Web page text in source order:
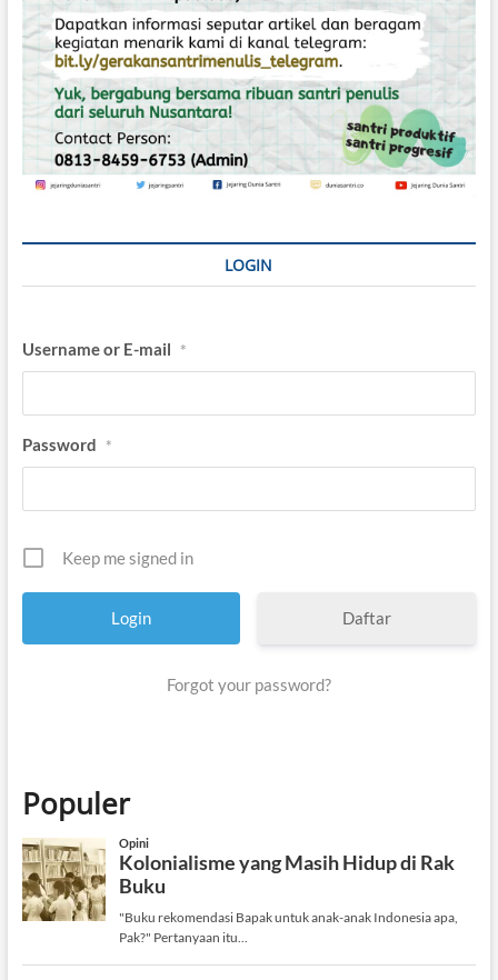
LOGIN
Username or E-mail *
Password *
Keep me signed in
Daftar
Forgot your password?
Populer